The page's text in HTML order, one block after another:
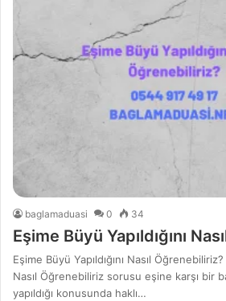
baglamaduasi 0 34
Eşime Büyü Yapıldığını
Eşime Büyü Yapıldığını Nasıl Öğrenebiliriz?
Nasıl Öğrenebiliriz sorusu eşine karşı bir
yapıldığı konusunda haklı…